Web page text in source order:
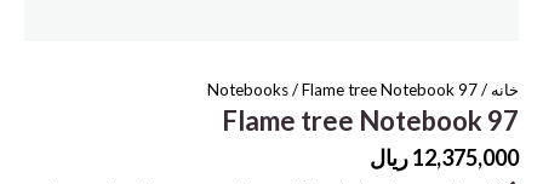
خانه /
Notebooks/ Flame tree Notebook 97
Flame tree Notebook 97
12,375,000ریال